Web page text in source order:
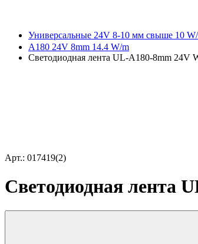
Универсальные 24V 8-10 мм свыше 10
A180 24V 8mm 14.4 W/m
Светодиодная лента UL-A180-8mm 24V
Арт.: 017419(2)
Светодиодная лента